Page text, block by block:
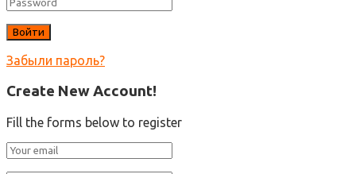
Забыли пароль?
Create New Account!
Fill the forms below to register